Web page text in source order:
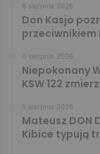
6 sierpnia 2026
Don Kasjo
przeciwnikiem
6 sierpnia 2026
Niepokonany
KSW 122
5 sierpnia 2026
Mateusz DON
Kibice typują